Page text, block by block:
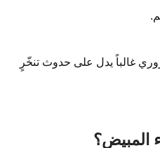
غالباً يدل على حدوث تنخّرٍ
المبيض؟